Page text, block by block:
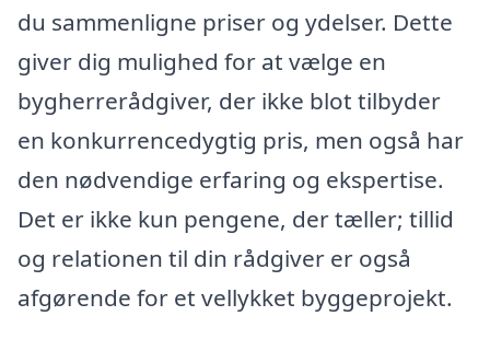
du sammenligne priser og ydelser. Dette
giver dig mulighed for at vælge en
bygherrerådgiver, der ikke blot tilbyder
en konkurrencedygtig pris, men også har
den nødvendige erfaring og ekspertise.
Det er ikke kun pengene, der tæller; tillid
og relationen til din rådgiver er også
afgørende for et vellykket byggeprojekt.